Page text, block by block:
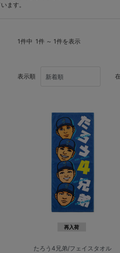
ます。
1件中 1件 ～ 1件を表示
表示順
再入荷
たろう4兄弟/フェイスタオル